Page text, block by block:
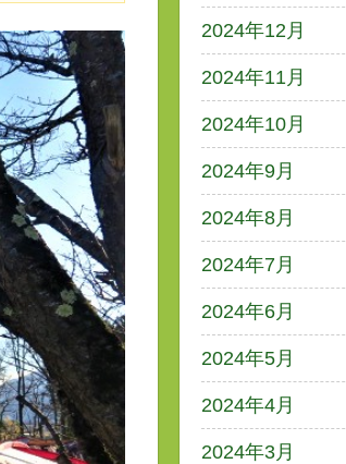
2024年12月
2024年11月
2024年10月
2024年9月
2024年8月
2024年7月
2024年6月
2024年5月
2024年4月
2024年3月